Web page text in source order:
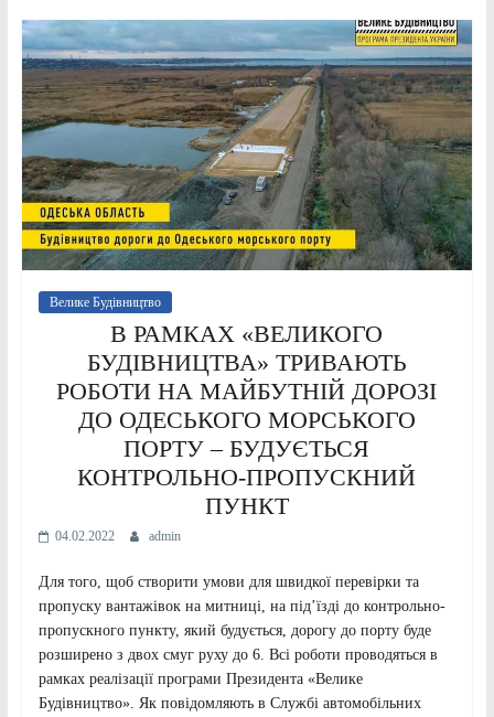
Велике Будівництво
В РАМКАХ «ВЕЛИКОГО
БУДІВНИЦТВА» ТРИВАЮТЬ
РОБОТИ НА МАЙБУТНІЙ ДОРОЗІ
ДО ОДЕСЬКОГО МОРСЬКОГО
ПОРТУ – БУДУЄТЬСЯ
КОНТРОЛЬНО-ПРОПУСКНИЙ
ПУНКТ
04.02.2022 admin
Для того, щоб створити умови для швидкої перевірки та
пропуску вантажівок на митниці, на під’їзді до контрольно-
пропускного пункту, який будується, дорогу до порту буде
розширено з двох смуг руху до 6. Всі роботи проводяться в
рамках реалізації програми Президента «Велике
Будівництво». Як повідомляють в Службі автомобільних